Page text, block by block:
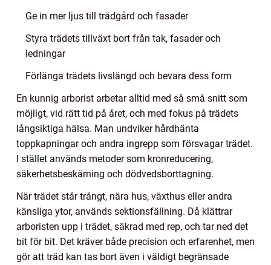
Ge in mer ljus till trädgård och fasader
Styra trädets tillväxt bort från tak, fasader och
ledningar
Förlänga trädets livslängd och bevara dess form
En kunnig arborist arbetar alltid med så små snitt som
möjligt, vid rätt tid på året, och med fokus på trädets
långsiktiga hälsa. Man undviker hårdhänta
toppkapningar och andra ingrepp som försvagar trädet.
I stället används metoder som kronreducering,
säkerhetsbeskärning och dödvedsborttagning.
När trädet står trångt, nära hus, växthus eller andra
känsliga ytor, används sektionsfällning. Då klättrar
arboristen upp i trädet, säkrad med rep, och tar ned det
bit för bit. Det kräver både precision och erfarenhet, men
gör att träd kan tas bort även i väldigt begränsade